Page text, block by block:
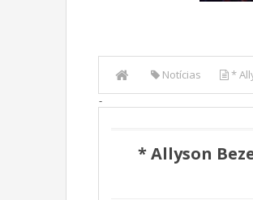
Notícias
*
-
* Allyson